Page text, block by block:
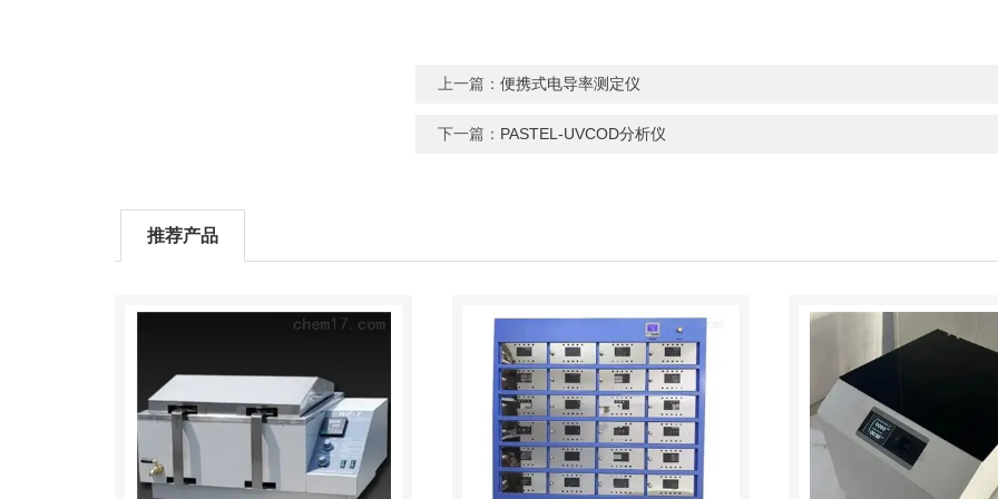
上一篇：便携式电导率测定仪
下一篇： PASTEL-UVCOD分析仪
推荐产品